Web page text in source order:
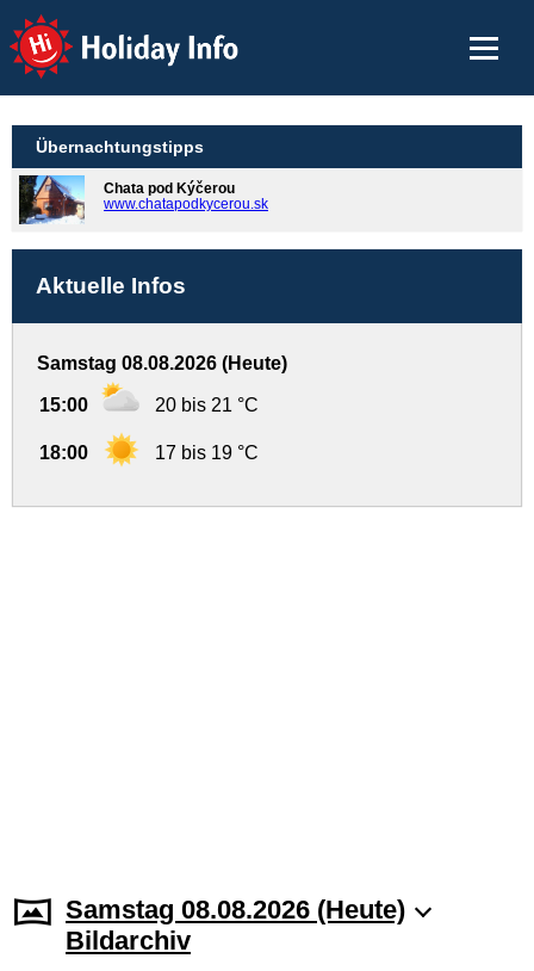
Holiday Info
Übernachtungstipps
Chata pod Kýčerou
www.chatapodkycerou.sk
Aktuelle Infos
Samstag 08.08.2026 (Heute)
15:00 20 bis 21 °C
18:00 17 bis 19 °C
Samstag 08.08.2026 (Heute)
Bildarchiv